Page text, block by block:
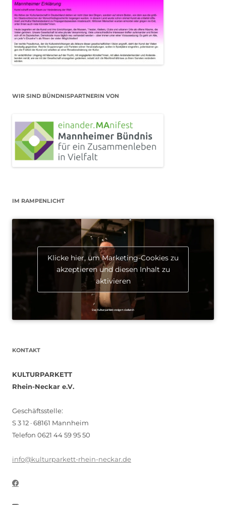
WIR SIND BÜNDNISPARTNERIN VON
IM RAMPENLICHT
Klicke hier, um Marketing-Cookies zu
akzeptieren und diesen Inhalt zu
aktivieren
KONTAKT
KULTURPARKETT
Rhein-Neckar e.V.
Geschäftsstelle:
S 3 12 · 68161 Mannheim
Telefon 0621 44 59 95 50
info@kulturparkett-rhein-neckar.de